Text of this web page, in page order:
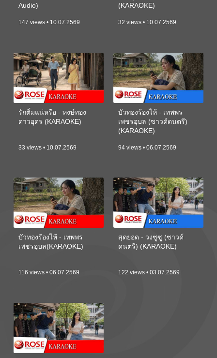
Audio)
147 views • 10.07.2569
(KARAOKE)
32 views • 10.07.2569
รักติ๋มแน่หรือ - หงษ์ทอง
ดาวอุดร (KARAOKE)
33 views • 10.07.2569
บัวทองร้องไห้ - เทพพร
เพชรอุบล (ซาวด์ดนตรี)
(KARAOKE)
94 views • 06.07.2569
บัวทองร้องไห้ - เทพพร
เพชรอุบล(KARAOKE)
116 views • 06.07.2569
สุดยอด - วงซูซู (ซาวด์
ดนตรี) (KARAOKE)
122 views • 03.07.2569